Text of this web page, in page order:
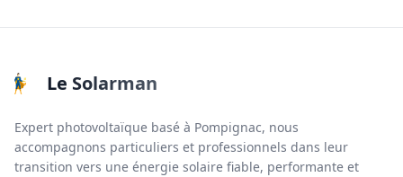
Le Solarman
Expert photovoltaïque basé à Pompignac, nous
accompagnons particuliers et professionnels dans leur
transition vers une énergie solaire fiable, performante et